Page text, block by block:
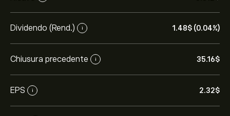
Dividendo (Rend.) i 1.48‎$‎ (0.04%)
Chiusura precedente i 35.16‎$‎
EPS i 2.32‎$‎